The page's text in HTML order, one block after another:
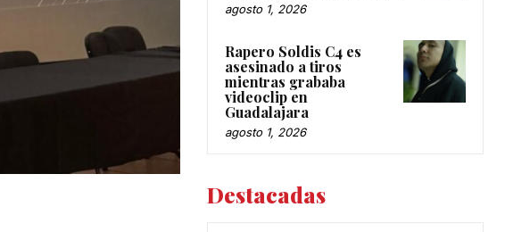
agosto 1, 2026
Rapero Soldis C4 es
asesinado a tiros
mientras grababa
videoclip en
Guadalajara
agosto 1, 2026
Destacadas